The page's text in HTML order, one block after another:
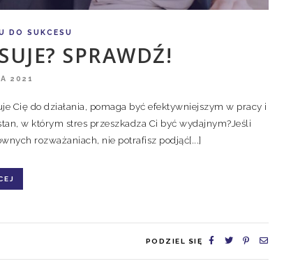
DO SUKCESU
SPRAWDŹ!
2021
Cię do działania, pomaga być efektywniejszym w pracy i
w którym stres przeszkadza Ci być wydajnym?Jeśli
rozważaniach, nie potrafisz podjąć[...]
PODZIEL SIĘ